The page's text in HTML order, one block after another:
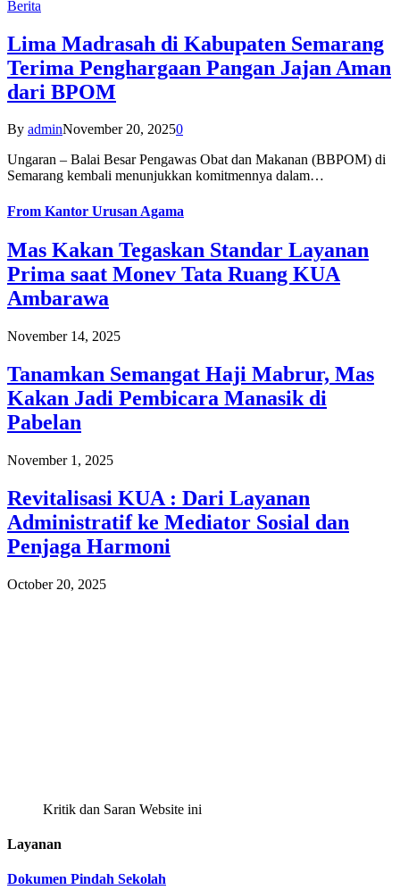
Berita
Lima Madrasah di Kabupaten Semarang
Terima Penghargaan Pangan Jajan Aman
dari BPOM
By adminNovember 20, 20250
Ungaran – Balai Besar Pengawas Obat dan Makanan (BBPOM) di
Semarang kembali menunjukkan komitmennya dalam…
From Kantor Urusan Agama
Mas Kakan Tegaskan Standar Layanan
Prima saat Monev Tata Ruang KUA
Ambarawa
November 14, 2025
Tanamkan Semangat Haji Mabrur, Mas
Kakan Jadi Pembicara Manasik di
Pabelan
November 1, 2025
Revitalisasi KUA : Dari Layanan
Administratif ke Mediator Sosial dan
Penjaga Harmoni
October 20, 2025
Kritik dan Saran Website ini
Layanan
Dokumen Pindah Sekolah